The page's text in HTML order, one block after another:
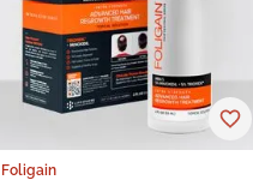
Foligain